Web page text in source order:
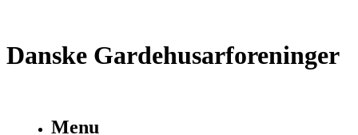
Danske Gardehusarforeninger
Menu